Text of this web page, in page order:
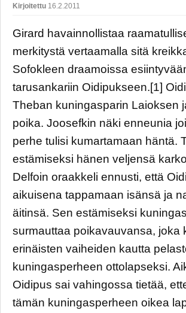
Kirjoitettu 16.2.2011
Girard havainnollistaa
merkitystä vertaamalla sitä
Sofokleen draamoissa
tarusankariin Oidipukseen.[1]
Theban kuningasparin Laioksen
poika. Joosefkin näki enneunia
perhe tulisi kumartamaan häntä.
estämiseksi hänen veljensä
Delfoin oraakkeli ennusti, että
aikuisena tappamaan isänsä ja
äitinsä. Sen estämiseksi
surmauttaa poikavauvansa, joka
erinäisten vaiheiden kautta
kuningasperheen ottolapseksi.
Oidipus sai vahingossa tietää,
tämän kuningasperheen oikea